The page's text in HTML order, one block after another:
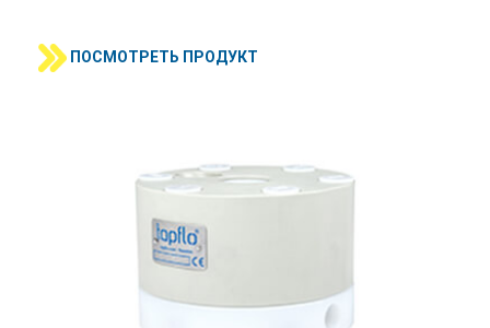
ПОСМОТРЕТЬ ПРОДУКТ